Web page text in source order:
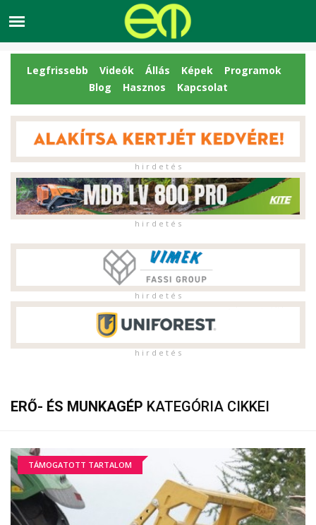
Legfrissebb Videók Állás Képek
Programok
Blog
Hasznos Kapcsolat
h i r d e t é s
h i r d e t é s
h i r d e t é s
h i r d e t é s
ERŐ- ÉS MUNKAGÉP KATEGÓRIA CIKKEI
TÁMOGATOTT TARTALOM